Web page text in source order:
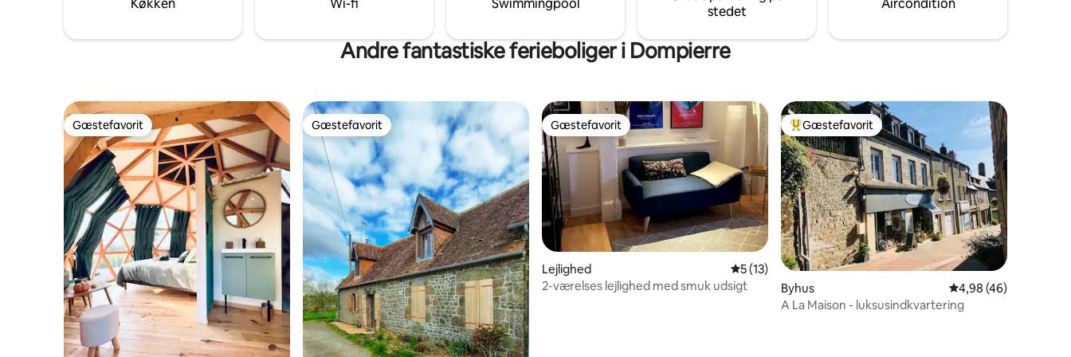
til afslapning om sommeren.
Køkken Wi-fi Swimmingpool
stedet
Aircondition
Andre fantastiske ferieboliger i Dompierre
Gæstefavorit
Gæstefavorit Gæstefavorit
Gæstefavorit Gæstefavorit
Gæstefavorit
Lejlighed 5 ud af 5 i gennemsnitlig bedømmelse, 13 omtaler
5 (13)
2-værelses lejlighed med smuk udsigt
Bedste gæstefavorit
Gæstefavorit
Byhus 4,98 ud af 5 i
4,98 (46)
A La Maison - luksusindkvartering